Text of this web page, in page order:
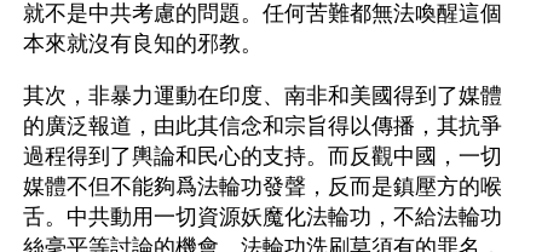
就不是中共考慮的問題。任何苦難都無法喚醒這個
本來就沒有良知的邪教。
其次，非暴力運動在印度、南非和美國得到了媒體
的廣泛報道，由此其信念和宗旨得以傳播，其抗爭
過程得到了輿論和民心的支持。而反觀中國，一切
媒體不但不能夠爲法輪功發聲，反而是鎮壓方的喉
舌。中共動用一切資源妖魔化法輪功，不給法輪功
絲毫平等討論的機會。法輪功洗刷莫須有的罪名，